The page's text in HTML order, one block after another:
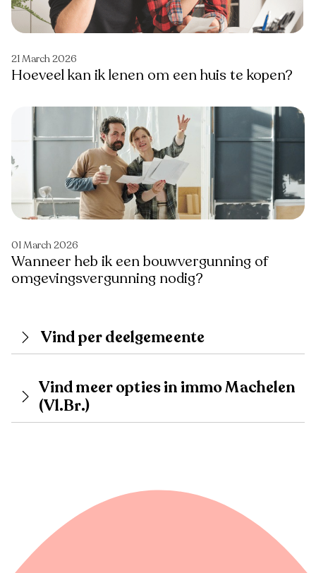
21 March 2026
Hoeveel kan ik lenen om een huis te kopen?
01 March 2026
Wanneer heb ik een bouwvergunning of
omgevingsvergunning nodig?
Vind per deelgemeente
Vind meer opties in immo Machelen
(Vl.Br.)